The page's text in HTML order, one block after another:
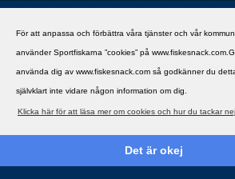
För att anpassa och förbättra våra tjänster och vår
använder Sportfiskarna ”cookies” på
använda dig av www.fiskesnack.com så godkänner du
självklart inte vidare någon information om dig.
Klicka här för att läsa mer om cookies och hur du tackar nej
Det är okej
Copyright ©2002 - 2021, FiskeSnack.com.
Copyright © 2026 MH Sub I, LLC
All times are GMT+1.